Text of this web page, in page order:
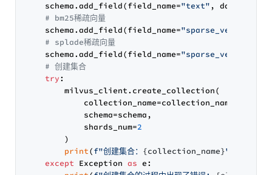
    schema.add_field(field_name=
"text" ,
# bm25稀疏向量
    schema.add_field(field_name=
# splade稀疏向量
    schema.add_field(field_name=
# 创建集合
try:
        milvus_client.create_collection(
            collection_name=collection_name,
            schema=schema,
            shards_num=
2
        )
print(f"创建集合： {collection_name}"
except Exception as e: